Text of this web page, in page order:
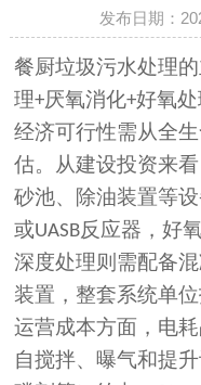
发布日期：
餐厨垃圾污水处理
理+厌氧消化+好氧
经济可行性需从全
估。从建设投资来
砂池、除油装置等
或UASB反应器，好
深度处理则需配备
装置，整套系统单
运营成本方面，电
自搅拌、曝气和提